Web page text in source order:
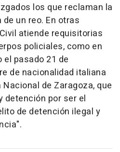
los que reclaman la
un reo. En otras
atiende requisitorias
policiales, como en
pasado 21 de
de nacionalidad italiana
de Zaragoza, que
detención por ser el
de detención ilegal y